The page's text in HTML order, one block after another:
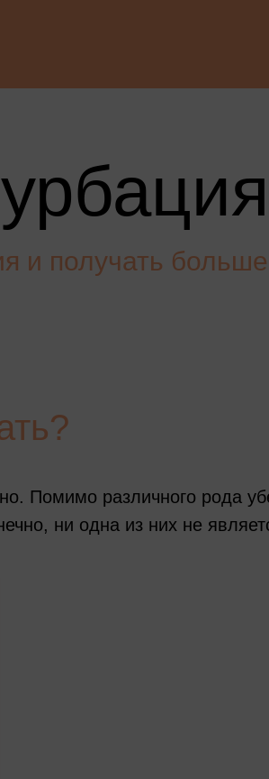
и получать
Помимо различного рода
ни одна из них не